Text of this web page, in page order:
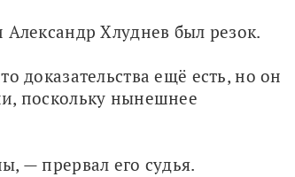
Хлуднев был резок.
доказательства ещё есть, но он
поскольку нынешнее
— прервал его судья.